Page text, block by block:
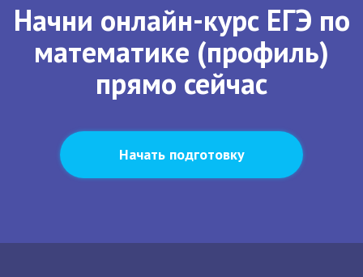
Начни онлайн-курс ЕГЭ по
математике (профиль)
прямо сейчас
Начать подготовку